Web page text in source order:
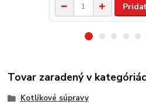
Tovar zaradený v
Kotlíkové súpravy